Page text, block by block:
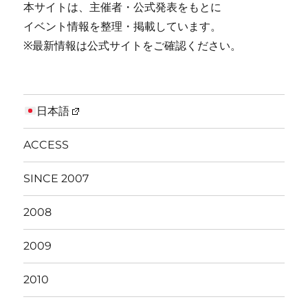
本サイトは、主催者・公式発表をもとに
イベント情報を整理・掲載しています。
※最新情報は公式サイトをご確認ください。
日本語
ACCESS
SINCE 2007
2008
2009
2010